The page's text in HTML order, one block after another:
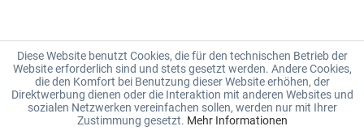
Diese Website benutzt Cookies, die für den technischen Betrieb der
Website erforderlich sind und stets gesetzt werden. Andere Cookies,
die den Komfort bei Benutzung dieser Website erhöhen, der
Direktwerbung dienen oder die Interaktion mit anderen Websites und
sozialen Netzwerken vereinfachen sollen, werden nur mit Ihrer
Zustimmung gesetzt. Mehr Informationen